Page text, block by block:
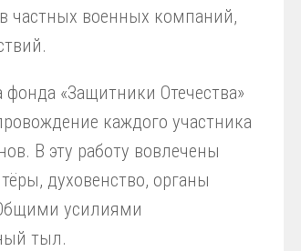
частных военных компаний,
«Защитники Отечества»
каждого участника
В эту работу вовлечены
духовенство, органы
усилиями
тыл.